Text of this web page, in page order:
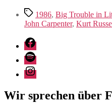
Schlagwörter
1986, Big Trouble in
John Carpenter, Kurt
Facebook
Spotify
Instagram
Wir sprechen über